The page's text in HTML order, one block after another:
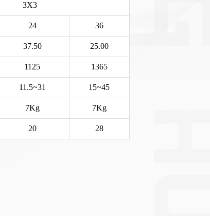
3X3
24 36
37.50 25.00
1125 1365
11.5~31 15~45
7Kg 7Kg
20 28